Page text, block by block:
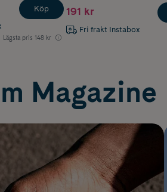
Lägsta pris 148 kr
Köp 191 kr
Fri frakt Instabox
Magazine